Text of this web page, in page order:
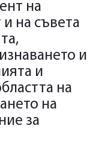
на
на съвета
и
и
на
на
за